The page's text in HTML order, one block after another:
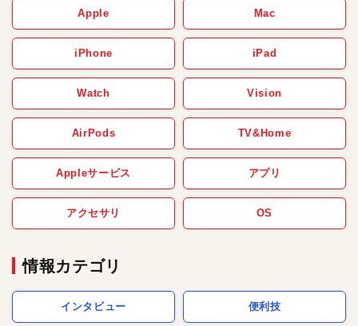
Apple Mac
iPhone iPad
Watch Vision
AirPods TV&Home
Appleサービス アプリ
アクセサリ OS
情報カテゴリ
インタビュー 便利技